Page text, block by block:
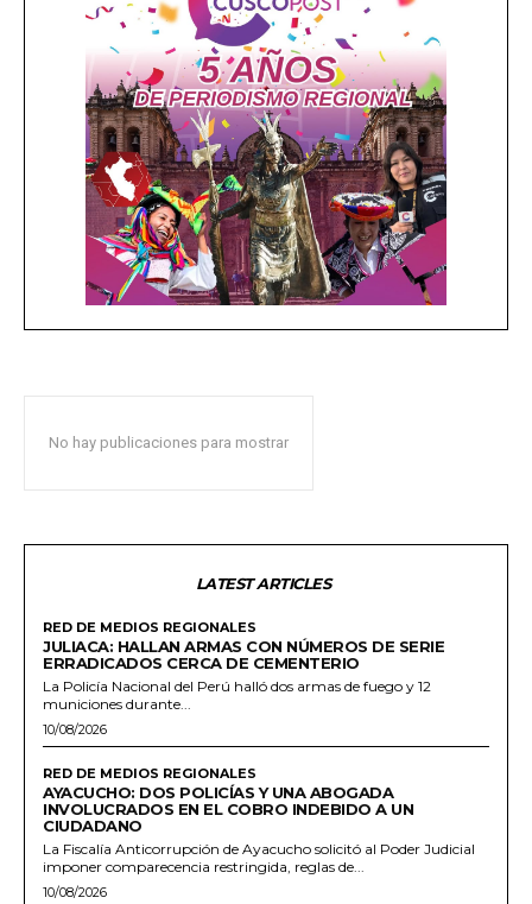
No hay publicaciones para mostrar
LATEST ARTICLES
RED DE MEDIOS REGIONALES
JULIACA: HALLAN ARMAS CON NÚMEROS DE SERIE
ERRADICADOS CERCA DE CEMENTERIO
La Policía Nacional del Perú halló dos armas de fuego y 12
municiones durante...
10/08/2026
RED DE MEDIOS REGIONALES
AYACUCHO: DOS POLICÍAS Y UNA ABOGADA
INVOLUCRADOS EN EL COBRO INDEBIDO A UN
CIUDADANO
La Fiscalía Anticorrupción de Ayacucho solicitó al Poder Judicial
imponer comparecencia restringida, reglas de...
10/08/2026